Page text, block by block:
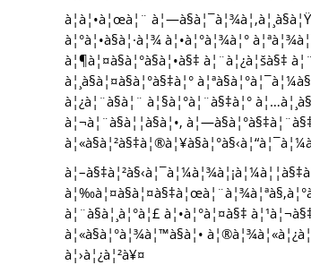
à¦à¦•à¦œà¦¨
à¦°à¦•à§à¦·à¦¾ à¦•à¦°à¦¾à¦°
à¦¶à¦¤à§à¦°à§à¦•à§‡
à¦¸à§à¦¤à§à¦°à§‡à¦°
à¦¿à¦¨à§à¦¨ à¦§à¦°à¦¨à§‡à¦°
à¦¬à¦¨à§à¦¦à§à¦•,
à¦¨à§à¦¸à¦°à¦£ à¦•à¦°à¦¤à§‡
à¦«à§à¦°à¦¾à¦™à§à¦•
à¦›à¦¿à¦²à¥¤